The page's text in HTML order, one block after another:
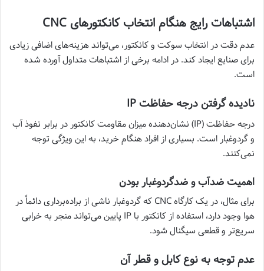
اشتباهات رایج هنگام انتخاب کانکتورهای CNC
عدم دقت در انتخاب سوکت و کانکتور، می‌تواند هزینه‌های اضافی زیادی
برای صنایع ایجاد کند. در ادامه برخی از اشتباهات متداول آورده شده
است.
نادیده گرفتن درجه حفاظت IP
درجه حفاظت (IP) نشان‌دهنده میزان مقاومت کانکتور در برابر نفوذ آب
و گردوغبار است. بسیاری از افراد هنگام خرید، به این ویژگی توجه
نمی‌کنند.
اهمیت ضدآب و ضدگردوغبار بودن
برای مثال، در یک کارگاه CNC که گردوغبار ناشی از براده‌برداری دائماً در
هوا وجود دارد، استفاده از کانکتور با IP پایین می‌تواند منجر به خرابی
سریع‌تر و قطعی سیگنال شود.
عدم توجه به نوع کابل و قطر آن